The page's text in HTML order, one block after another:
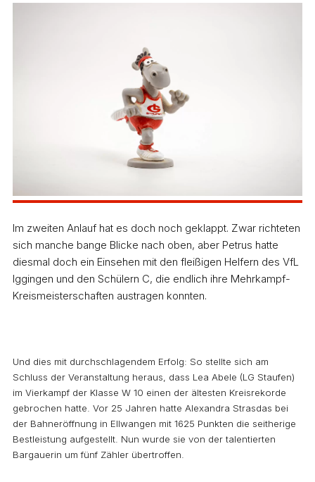
Im zweiten Anlauf hat es doch noch geklappt. Zwar richteten
sich manche bange Blicke nach oben, aber Petrus hatte
diesmal doch ein Einsehen mit den fleißigen Helfern des VfL
Iggingen und den Schülern C, die endlich ihre Mehrkampf-
Kreismeisterschaften austragen konnten.
Und dies mit durchschlagendem Erfolg: So stellte sich am
Schluss der Veranstaltung heraus, dass Lea Abele (LG Staufen)
im Vierkampf der Klasse W 10 einen der ältesten Kreisrekorde
gebrochen hatte. Vor 25 Jahren hatte Alexandra Strasdas bei
der Bahneröffnung in Ellwangen mit 1625 Punkten die seitherige
Bestleistung aufgestellt. Nun wurde sie von der talentierten
Bargauerin um fünf Zähler übertroffen.